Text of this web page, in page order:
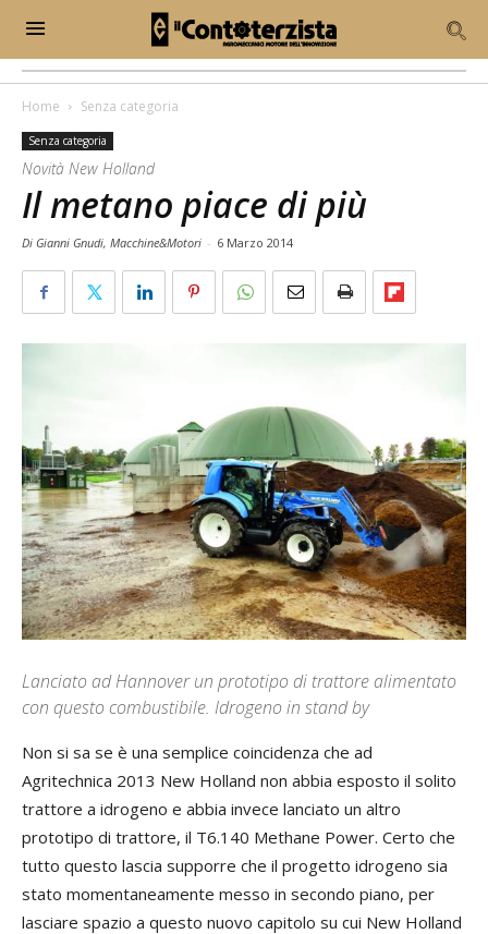
Home Senza categoria
Senza categoria
Novità New Holland
Il metano piace di più
Di Gianni Gnudi, Macchine&Motori - 6 Marzo 2014
Lanciato ad Hannover un prototipo di trattore alimentato
con questo combustibile. Idrogeno in stand by
Non si sa se è una semplice coincidenza che ad
Agritechnica 2013 New Holland non abbia esposto il solito
trattore a idrogeno e abbia invece lanciato un altro
prototipo di trattore, il T6.140 Methane Power. Certo che
tutto questo lascia supporre che il progetto idrogeno sia
stato momentaneamente messo in secondo piano, per
lasciare spazio a questo nuovo capitolo su cui New Holland